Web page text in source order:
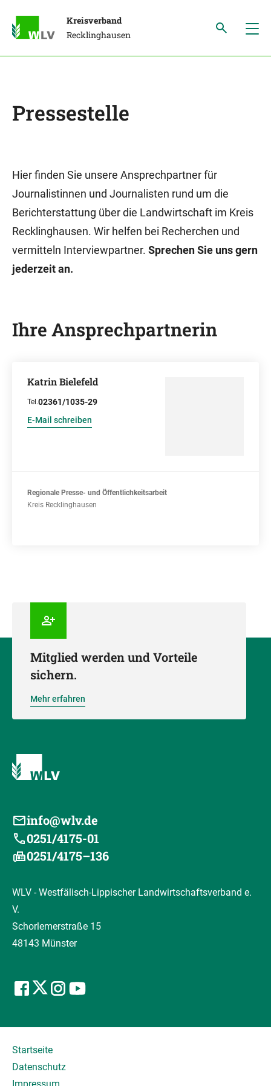
Kreisverband
Recklinghausen
Pressestelle
Hier finden Sie unsere Ansprechpartner für
Journalistinnen und Journalisten rund um die
Berichterstattung über die Landwirtschaft im Kreis
Recklinghausen. Wir helfen bei Recherchen und
vermitteln Interviewpartner. Sprechen Sie uns gern
jederzeit an.
Ihre Ansprechpartnerin
Katrin Bielefeld
Tel.02361/1035-29
E-Mail schreiben
Regionale Presse- und Öffentlichkeitsarbeit
Kreis Recklinghausen
Mitglied werden und Vorteile
sichern.
Mehr erfahren
info@wlv.de
0251/4175-01
0251/4175–136
WLV - Westfälisch-Lippischer Landwirtschaftsverband e.
V.
Schorlemerstraße 15
48143 Münster
Startseite
Datenschutz